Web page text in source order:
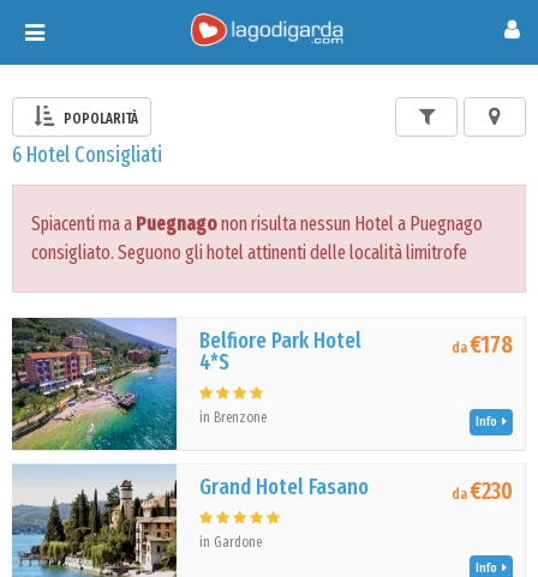
Toggle
navigation
POPOLARITÀ
6 Hotel Consigliati
Spiacenti ma a Puegnagonon risulta nessun Hotel a Puegnago
consigliato. Seguono gli hotel attinenti delle località limitrofe
Belfiore Park Hotel
4*S
in Brenzone
da€178
Info
Grand Hotel Fasano
in Gardone
da€230
Info